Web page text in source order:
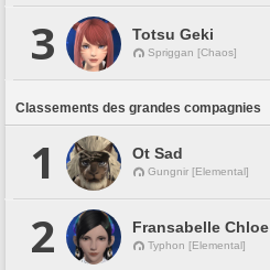
3 Totsu Geki
Spriggan [Chaos]
Classements des grandes compagnies
1 Ot Sad
Gungnir [Elemental]
2 Fransabelle Chloe
Typhon [Elemental]